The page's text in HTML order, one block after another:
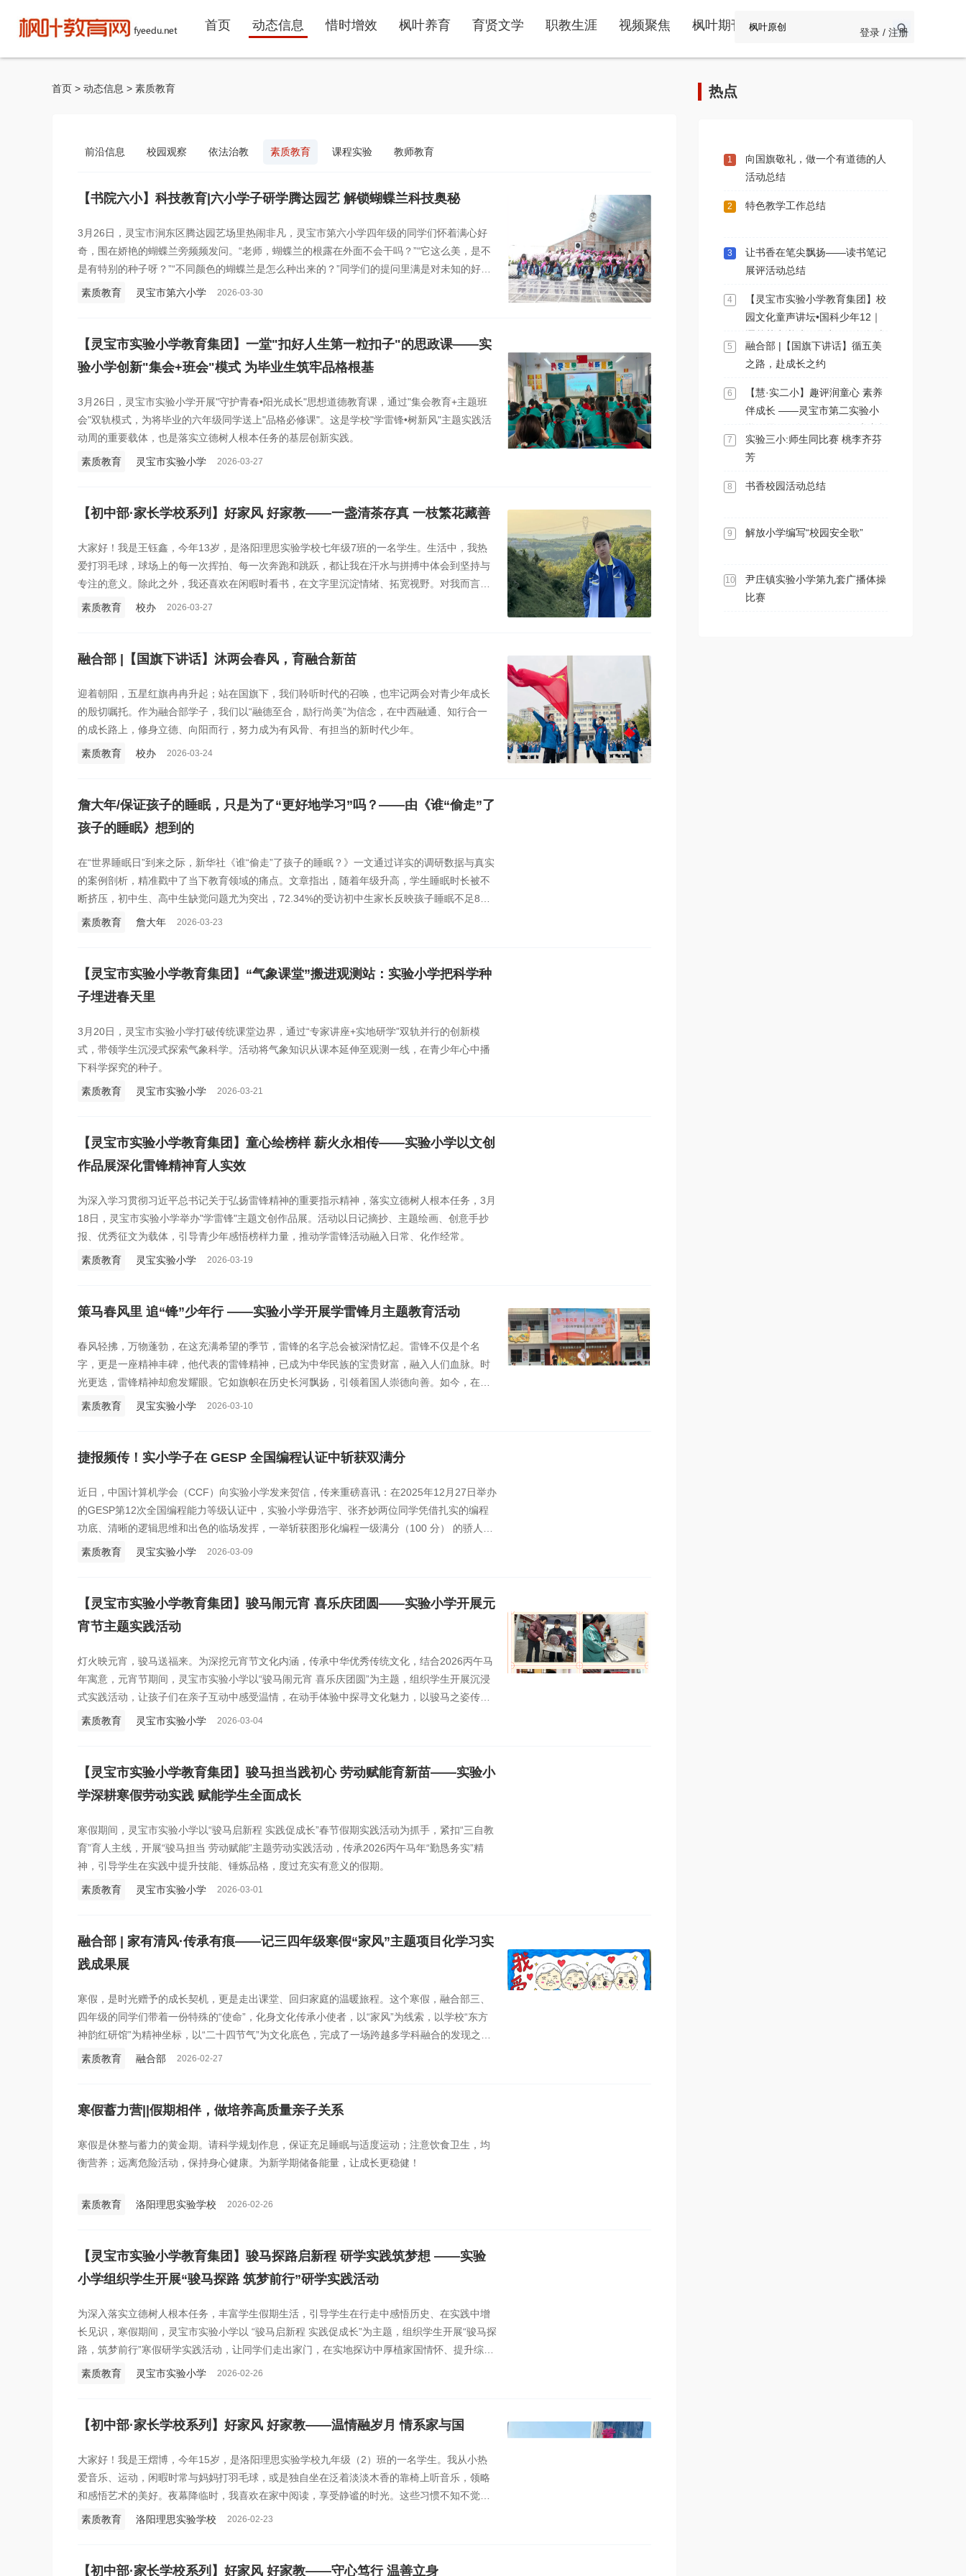
首页 动态信息 惜时增效 枫叶养育 育贤文学 职教生涯 视频聚焦 枫叶期刊 登录 / 注册
首页 > 动态信息 > 素质教育
前沿信息 校园观察 依法治教 素质教育 课程实验 教师教育
【书院六小】科技教育|六小学子研学腾达园艺 解锁蝴蝶兰科技奥秘
3月26日，灵宝市涧东区腾达园艺场里热闹非凡，灵宝市第六小学四年级的同学们怀着满心好
奇，围在娇艳的蝴蝶兰旁频频发问。“老师，蝴蝶兰的根露在外面不会干吗？”“它这么美，是不
是有特别的种子呀？”“不同颜色的蝴蝶兰是怎么种出来的？”同学们的提问里满是对未知的好奇
与探索的热忱，这片蝴蝶兰培育基地也因此成为一堂鲜活的户外科学课，一场以“蝶变金城：灵
素质教育 灵宝市第六小学 2026-03-30
【灵宝市实验小学教育集团】一堂"扣好人生第一粒扣子"的思政课——实
验小学创新"集会+班会"模式 为毕业生筑牢品格根基
3月26日，灵宝市实验小学开展"守护青春•阳光成长"思想道德教育课，通过"集会教育+主题班
会"双轨模式，为将毕业的六年级同学送上"品格必修课"。这是学校"学雷锋•树新风"主题实践活
动周的重要载体，也是落实立德树人根本任务的基层创新实践。
素质教育 灵宝市实验小学 2026-03-27
【初中部·家长学校系列】好家风 好家教——一盏清茶存真 一枝繁花藏善
大家好！我是王钰鑫，今年13岁，是洛阳理思实验学校七年级7班的一名学生。生活中，我热
爱打羽毛球，球场上的每一次挥拍、每一次奔跑和跳跃，都让我在汗水与拼搏中体会到坚持与
专注的意义。除此之外，我还喜欢在闲暇时看书，在文字里沉淀情绪、拓宽视野。对我而言，
运动让我充满力量，阅读让我内心丰盈。这些细碎的热爱，共同拼凑成一个不断成长的我。
素质教育 校办 2026-03-27
融合部 |【国旗下讲话】沐两会春风，育融合新苗
迎着朝阳，五星红旗冉冉升起；站在国旗下，我们聆听时代的召唤，也牢记两会对青少年成长
的殷切嘱托。作为融合部学子，我们以“融德至合，励行尚美”为信念，在中西融通、知行合一
的成长路上，修身立德、向阳而行，努力成为有风骨、有担当的新时代少年。
素质教育 校办 2026-03-24
詹大年/保证孩子的睡眠，只是为了“更好地学习”吗？——由《谁“偷走”了
孩子的睡眠》想到的
在“世界睡眠日”到来之际，新华社《谁“偷走”了孩子的睡眠？》一文通过详实的调研数据与真实
的案例剖析，精准戳中了当下教育领域的痛点。文章指出，随着年级升高，学生睡眠时长被不
断挤压，初中生、高中生缺觉问题尤为突出，72.34%的受访初中生家长反映孩子睡眠不足8小
时，62.5%的受访高中生家长称孩子睡眠不足7小时。
素质教育 詹大年 2026-03-23
【灵宝市实验小学教育集团】“气象课堂”搬进观测站：实验小学把科学种
子埋进春天里
3月20日，灵宝市实验小学打破传统课堂边界，通过“专家讲座+实地研学”双轨并行的创新模
式，带领学生沉浸式探索气象科学。活动将气象知识从课本延伸至观测一线，在青少年心中播
下科学探究的种子。
素质教育 灵宝市实验小学 2026-03-21
【灵宝市实验小学教育集团】童心绘榜样 薪火永相传——实验小学以文创
作品展深化雷锋精神育人实效
为深入学习贯彻习近平总书记关于弘扬雷锋精神的重要指示精神，落实立德树人根本任务，3月
18日，灵宝市实验小学举办"学雷锋"主题文创作品展。活动以日记摘抄、主题绘画、创意手抄
报、优秀征文为载体，引导青少年感悟榜样力量，推动学雷锋活动融入日常、化作经常。
素质教育 灵宝实验小学 2026-03-19
策马春风里 追“锋”少年行 ——实验小学开展学雷锋月主题教育活动
春风轻拂，万物蓬勃，在这充满希望的季节，雷锋的名字总会被深情忆起。雷锋不仅是个名
字，更是一座精神丰碑，他代表的雷锋精神，已成为中华民族的宝贵财富，融入人们血脉。时
光更迭，雷锋精神却愈发耀眼。它如旗帜在历史长河飘扬，引领着国人崇德向善。如今，在灵
宝市实验小学，这股精神力量再次汇聚，一场传承践行雷锋精神的热潮即将掀起。
素质教育 灵宝实验小学 2026-03-10
捷报频传！实小学子在 GESP 全国编程认证中斩获双满分
近日，中国计算机学会（CCF）向实验小学发来贺信，传来重磅喜讯：在2025年12月27日举办
的GESP第12次全国编程能力等级认证中，实验小学毋浩宇、张齐妙两位同学凭借扎实的编程
功底、清晰的逻辑思维和出色的临场发挥，一举斩获图形化编程一级满分（100 分） 的骄人成
绩，为学校再添光彩！
素质教育 灵宝实验小学 2026-03-09
【灵宝市实验小学教育集团】骏马闹元宵 喜乐庆团圆——实验小学开展元
宵节主题实践活动
灯火映元宵，骏马送福来。为深挖元宵节文化内涵，传承中华优秀传统文化，结合2026丙午马
年寓意，元宵节期间，灵宝市实验小学以“骏马闹元宵 喜乐庆团圆”为主题，组织学生开展沉浸
式实践活动，让孩子们在亲子互动中感受温情，在动手体验中探寻文化魅力，以骏马之姿传递
元宵喜乐与文化温度。
素质教育 灵宝市实验小学 2026-03-04
【灵宝市实验小学教育集团】骏马担当践初心 劳动赋能育新苗——实验小
学深耕寒假劳动实践 赋能学生全面成长
寒假期间，灵宝市实验小学以“骏马启新程 实践促成长”春节假期实践活动为抓手，紧扣“三自教
育”育人主线，开展“骏马担当 劳动赋能”主题劳动实践活动，传承2026丙午马年“勤恳务实”精
神，引导学生在实践中提升技能、锤炼品格，度过充实有意义的假期。
素质教育 灵宝市实验小学 2026-03-01
融合部 | 家有清风·传承有痕——记三四年级寒假“家风”主题项目化学习实
践成果展
寒假，是时光赠予的成长契机，更是走出课堂、回归家庭的温暖旅程。这个寒假，融合部三、
四年级的同学们带着一份特殊的“使命”，化身文化传承小使者，以“家风”为线索，以学校“东方
神韵红研馆”为精神坐标，以“二十四节气”为文化底色，完成了一场跨越多学科融合的发现之
旅。如今，寒假即将落幕，孩子们呈现的不仅仅是一份份作业，更是一颗颗被传统文化浸润的
素质教育 融合部 2026-02-27
寒假蓄力营||假期相伴，做培养高质量亲子关系
寒假是休整与蓄力的黄金期。请科学规划作息，保证充足睡眠与适度运动；注意饮食卫生，均
衡营养；远离危险活动，保持身心健康。为新学期储备能量，让成长更稳健！
素质教育 洛阳理思实验学校 2026-02-26
【灵宝市实验小学教育集团】骏马探路启新程 研学实践筑梦想 ——实验
小学组织学生开展“骏马探路 筑梦前行”研学实践活动
为深入落实立德树人根本任务，丰富学生假期生活，引导学生在行走中感悟历史、在实践中增
长见识，寒假期间，灵宝市实验小学以 “骏马启新程 实践促成长”为主题，组织学生开展“骏马探
路，筑梦前行”寒假研学实践活动，让同学们走出家门，在实地探访中厚植家国情怀、提升综合
素养。
素质教育 灵宝市实验小学 2026-02-26
【初中部·家长学校系列】好家风 好家教——温情融岁月 情系家与国
大家好！我是王熠博，今年15岁，是洛阳理思实验学校九年级（2）班的一名学生。我从小热
爱音乐、运动，闲暇时常与妈妈打羽毛球，或是独自坐在泛着淡淡木香的靠椅上听音乐，领略
和感悟艺术的美好。夜幕降临时，我喜欢在家中阅读，享受静谧的时光。这些习惯不知不觉已
融入我的生活，与我密不可分，使我变得“胸藏文墨虚若谷，腹有诗书气自华”
素质教育 洛阳理思实验学校 2026-02-23
【初中部·家长学校系列】好家风 好家教——守心笃行 温善立身
热点
1
向国旗敬礼，做一个有道德的人
活动总结
2 特色教学工作总结
3
让书香在笔尖飘扬——读书笔记
展评活动总结
4
【灵宝市实验小学教育集团】校
园文化童声讲坛•国科少年12｜
与月背取壤
5
融合部 |【国旗下讲话】循五美
之路，赴成长之约
6
【慧·实二小】趣评润童心 素养
伴成长 ——灵宝市第二实验小
测评
7
实验三小:师生同比赛 桃李齐芬
芳
8 书香校园活动总结
9 解放小学编写“校园安全歌”
10
尹庄镇实验小学第九套广播体操
比赛